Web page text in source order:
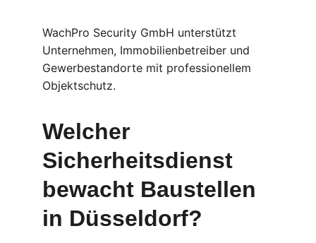
WachPro Security GmbH unterstützt
Unternehmen, Immobilienbetreiber und
Gewerbestandorte mit professionellem
Objektschutz.
Welcher
Sicherheitsdienst
bewacht Baustellen
in Düsseldorf?